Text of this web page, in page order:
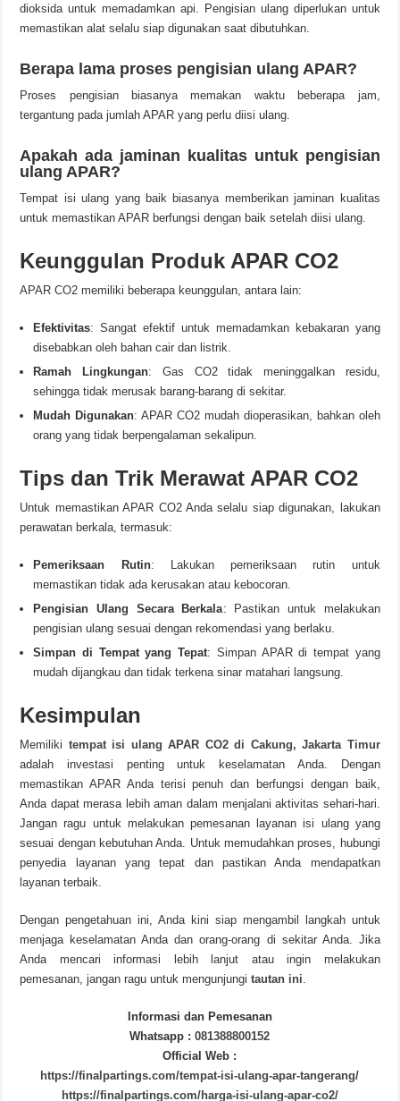
dioksida untuk memadamkan api. Pengisian ulang diperlukan untuk
memastikan alat selalu siap digunakan saat dibutuhkan.
Berapa lama proses pengisian ulang APAR?
Proses pengisian biasanya memakan waktu beberapa jam,
tergantung pada jumlah APAR yang perlu diisi ulang.
Apakah ada jaminan kualitas untuk pengisian
ulang APAR?
Tempat isi ulang yang baik biasanya memberikan jaminan kualitas
untuk memastikan APAR berfungsi dengan baik setelah diisi ulang.
Keunggulan Produk APAR CO2
APAR CO2 memiliki beberapa keunggulan, antara lain:
Efektivitas: Sangat efektif untuk memadamkan kebakaran yang
disebabkan oleh bahan cair dan listrik.
Ramah Lingkungan: Gas CO2 tidak meninggalkan residu,
sehingga tidak merusak barang-barang di sekitar.
Mudah Digunakan: APAR CO2 mudah dioperasikan, bahkan oleh
orang yang tidak berpengalaman sekalipun.
Tips dan Trik Merawat APAR CO2
Untuk memastikan APAR CO2 Anda selalu siap digunakan, lakukan
perawatan berkala, termasuk:
Pemeriksaan Rutin: Lakukan pemeriksaan rutin untuk
memastikan tidak ada kerusakan atau kebocoran.
Pengisian Ulang Secara Berkala: Pastikan untuk melakukan
pengisian ulang sesuai dengan rekomendasi yang berlaku.
Simpan di Tempat yang Tepat: Simpan APAR di tempat yang
mudah dijangkau dan tidak terkena sinar matahari langsung.
Kesimpulan
Memiliki tempat isi ulang APAR CO2 di Cakung, Jakarta Timur
adalah investasi penting untuk keselamatan Anda. Dengan
memastikan APAR Anda terisi penuh dan berfungsi dengan baik,
Anda dapat merasa lebih aman dalam menjalani aktivitas sehari-hari.
Jangan ragu untuk melakukan pemesanan layanan isi ulang yang
sesuai dengan kebutuhan Anda. Untuk memudahkan proses, hubungi
penyedia layanan yang tepat dan pastikan Anda mendapatkan
layanan terbaik.
Dengan pengetahuan ini, Anda kini siap mengambil langkah untuk
menjaga keselamatan Anda dan orang-orang di sekitar Anda. Jika
Anda mencari informasi lebih lanjut atau ingin melakukan
pemesanan, jangan ragu untuk mengunjungitautan ini.
Informasi dan Pemesanan
Whatsapp :081388800152
Official Web :
https://finalpartings.com/tempat-isi-ulang-apar-tangerang/
https://finalpartings.com/harga-isi-ulang-apar-co2/